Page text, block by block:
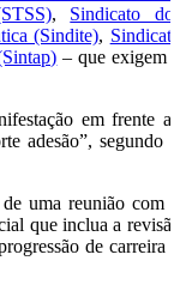
, Sindicato dos
(Sindite), Sindicato
– que exigem a
em frente ao
adesão”, segundo o
uma reunião com o
que inclua a revisão
de carreira e